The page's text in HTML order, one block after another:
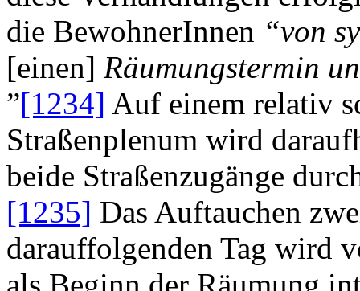
die BewohnerInnen “von
[einen] Räumungstermin
”[1234] Auf einem relativ
Straßenplenum wird
beide Straßenzugänge
[1235] Das Auftauchen
darauffolgenden Tag wird